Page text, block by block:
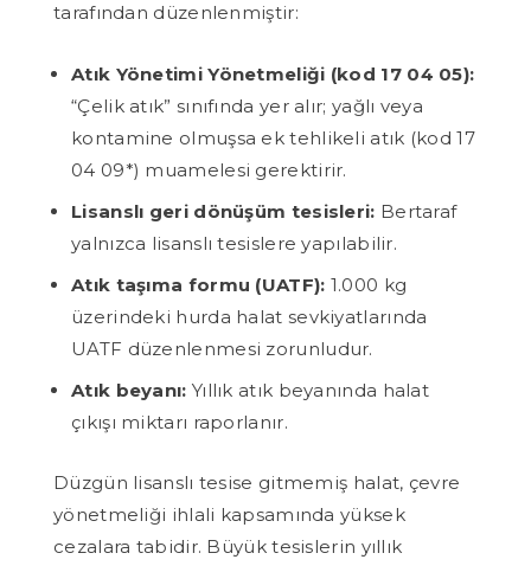
tarafından düzenlenmiştir:
Atık Yönetimi Yönetmeliği (kod 17 04 05):
“Çelik atık” sınıfında yer alır; yağlı veya
kontamine olmuşsa ek tehlikeli atık (kod 17
04 09*) muamelesi gerektirir.
Lisanslı geri dönüşüm tesisleri: Bertaraf
yalnızca lisanslı tesislere yapılabilir.
Atık taşıma formu (UATF): 1.000 kg
üzerindeki hurda halat sevkiyatlarında
UATF düzenlenmesi zorunludur.
Atık beyanı: Yıllık atık beyanında halat
çıkışı miktarı raporlanır.
Düzgün lisanslı tesise gitmemiş halat, çevre
yönetmeliği ihlali kapsamında yüksek
cezalara tabidir. Büyük tesislerin yıllık